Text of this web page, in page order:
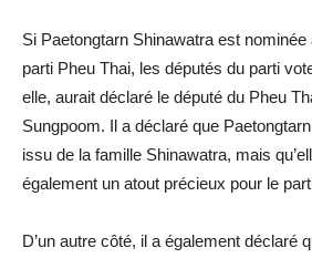
Si Paetongtarn Shinawatra est
parti Pheu Thai, les députés du parti
elle, aurait déclaré le député du Pheu
Sungpoom. Il a déclaré que
issu de la famille Shinawatra, mais
également un atout précieux pour le
D’un autre côté, il a également déclaré